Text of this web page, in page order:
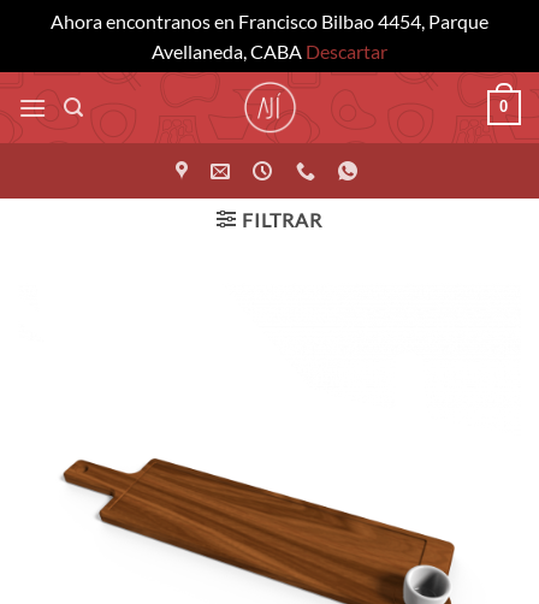
Ahora encontranos en Francisco Bilbao 4454, Parque
Avellaneda, CABA Descartar
Saltar
al
contenido
0
FILTRAR